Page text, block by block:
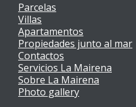
Parcelas
Villas
Apartamentos
Propiedades junto al mar
Contactos
Servicios La Mairena
Sobre La Mairena
Photo gallery